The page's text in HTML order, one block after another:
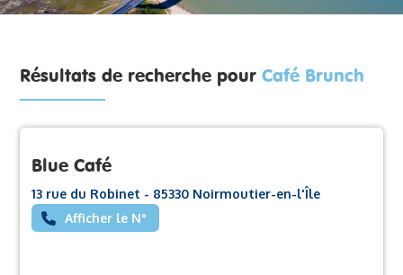
Résultats de recherche pourCafé Brunch
Blue Café
13 rue du Robinet - 85330 Noirmoutier-en-l'Île
Afficher le N°